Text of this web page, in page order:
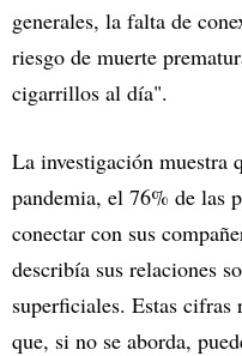
generales, la falta de
riesgo de muerte
cigarrillos al día".
La investigación muestra
pandemia, el 76% de las
conectar con sus
describía sus relaciones
superficiales. Estas cifras
que, si no se aborda,